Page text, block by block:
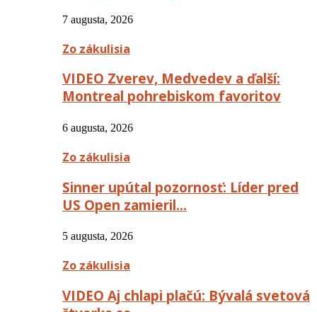
7 augusta, 2026
Zo zákulisia
VIDEO Zverev, Medvedev a ďalší:
Montreal pohrebiskom favoritov
6 augusta, 2026
Zo zákulisia
Sinner upútal pozornosť: Líder pred
US Open zamieril…
5 augusta, 2026
Zo zákulisia
VIDEO Aj chlapi plačú: Bývalá svetová